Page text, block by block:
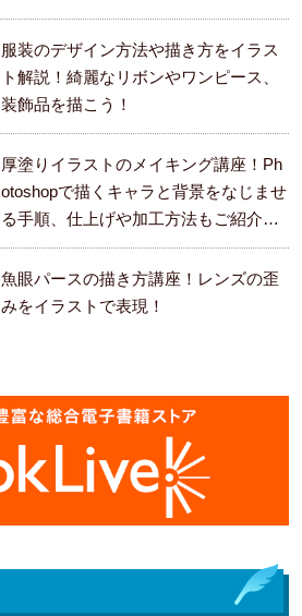
服装のデザイン方法や描き方をイラス
ト解説！綺麗なリボンやワンピース、
装飾品を描こう！
厚塗りイラストのメイキング講座！Ph
otoshopで描くキャラと背景をなじませ
る手順、仕上げや加工方法もご紹介し
ます。
魚眼パースの描き方講座！レンズの歪
みをイラストで表現！